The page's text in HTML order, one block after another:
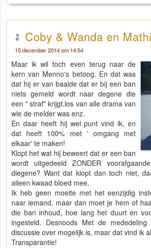
Coby & Wanda en
15 december 2014 om 14:54
Maar ik wil toch even terug naar de
kern van Menno's betoog. En dat was
dat hij er van baalde dat er bij een ban
niets gemeld wordt naar degene die
een " straf" krijgt.los van alle drama van
wie de melder was enz.
En daar heeft hij wel punt vind ik, en
dat heeft 100% met ' omgang met
elkaar' te maken!
Klopt het wat hij beweert dat er een ban
wordt uitgedeeld ZONDER
diegene? Want dat klopt dan toch niet,
alleen kwaad bloed mee.
Ik heb geen moeite met het eenzijdig
naar iemand, maar dan moet je hem of
die ban inhoud, hoe lang het duurt en
ingesteld. Desnoods Met de
discussie over mogelijk is, maar dat vind ik
Transparantie!